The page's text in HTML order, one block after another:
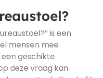
is een
mensen mee
geschikte
deze vraag kan